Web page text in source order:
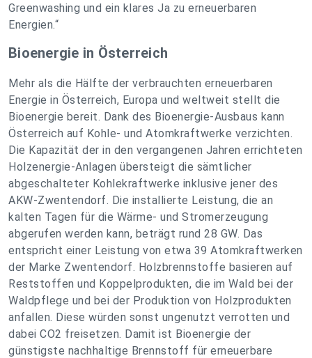
Greenwashing und ein klares Ja zu erneuerbaren
Energien.“
Bioenergie in Österreich
Mehr als die Hälfte der verbrauchten erneuerbaren
Energie in Österreich, Europa und weltweit stellt die
Bioenergie bereit. Dank des Bioenergie-Ausbaus kann
Österreich auf Kohle- und Atomkraftwerke verzichten.
Die Kapazität der in den vergangenen Jahren errichteten
Holzenergie-Anlagen übersteigt die sämtlicher
abgeschalteter Kohlekraftwerke inklusive jener des
AKW-Zwentendorf. Die installierte Leistung, die an
kalten Tagen für die Wärme- und Stromerzeugung
abgerufen werden kann, beträgt rund 28 GW. Das
entspricht einer Leistung von etwa 39 Atomkraftwerken
der Marke Zwentendorf. Holzbrennstoffe basieren auf
Reststoffen und Koppelprodukten, die im Wald bei der
Waldpflege und bei der Produktion von Holzprodukten
anfallen. Diese würden sonst ungenutzt verrotten und
dabei CO2 freisetzen. Damit ist Bioenergie der
günstigste nachhaltige Brennstoff für erneuerbare